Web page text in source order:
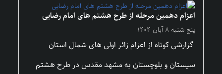
اعزام دهمین مرحله از طرح هشتم های امام رضایی
پنج شنبه ۸ آبان ۱۴۰۴
گزارشی کوتاه از اعزام زائر اولی های شمال استان
سیستان و بلوچستان به مشهد مقدس در طرح هشتم